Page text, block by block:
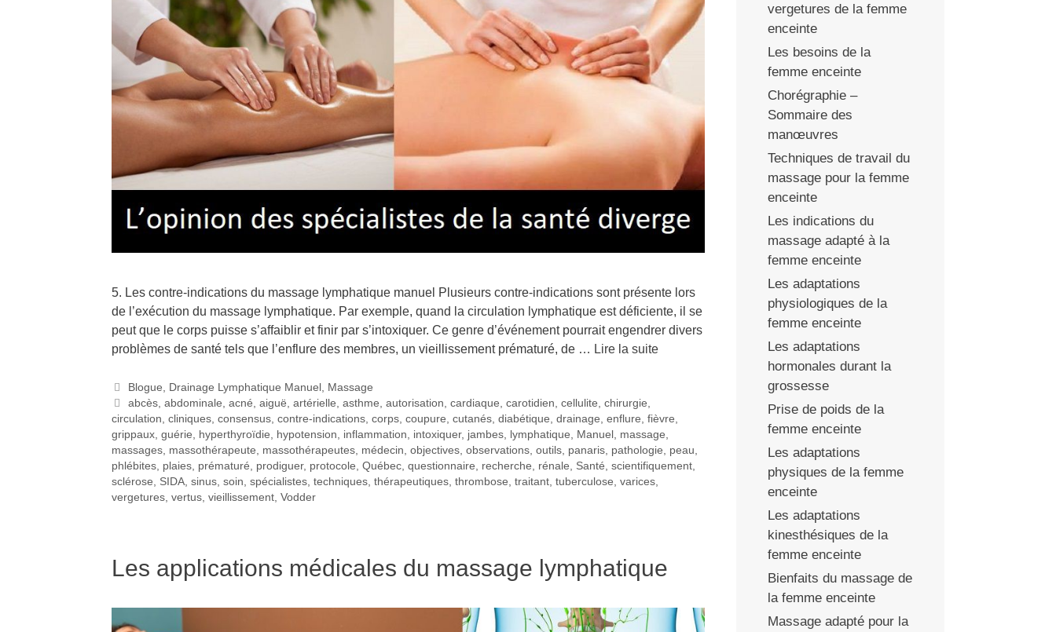
5. Les contre-indications du massage lymphatique manuel Plusieurs contre-indications sont présente lors
de l’exécution du massage lymphatique. Par exemple, quand la circulation lymphatique est déficiente, il se
peut que le corps puisse s’affaiblir et finir par s’intoxiquer. Ce genre d’événement pourrait engendrer divers
problèmes de santé tels que l’enflure des membres, un vieillissement prématuré, de … Lire la suite
Blogue, Drainage Lymphatique Manuel , Massage
abcès,abdominale,acné,aiguë,artérielle,asthme,autorisation,cardiaque,carotidien,cellulite,chirurgie,
circulation, cliniques, consensus, contre-indications, corps, coupure, cutanés, diabétique, drainage, enflure, fièvre,
grippaux, guérie, hyperthyroïdie, hypotension, inflammation, intoxiquer, jambes, lymphatique, Manuel , massage,
massages, massothérapeute, massothérapeutes, médecin, objectives, observations, outils, panaris, pathologie, peau,
phlébites, plaies, prématuré, prodiguer, protocole, Québec, questionnaire, recherche, rénale, Santé, scientifiquement,
sclérose, SIDA, sinus, soin, spécialistes, techniques, thérapeutiques, thrombose, traitant, tuberculose, varices,
vergetures, vertus, vieillissement, Vodder
Les applications médicales du massage lymphatique
vergetures de la femme
enceinte
Les besoins de la
femme enceinte
Chorégraphie –
Sommaire des
manœuvres
Techniques de travail du
massage pour la femme
enceinte
Les indications du
massage adapté à la
femme enceinte
Les adaptations
physiologiques de la
femme enceinte
Les adaptations
hormonales durant la
grossesse
Prise de poids de la
femme enceinte
Les adaptations
physiques de la femme
enceinte
Les adaptations
kinesthésiques de la
femme enceinte
Bienfaits du massage de
la femme enceinte
Massage adapté pour la